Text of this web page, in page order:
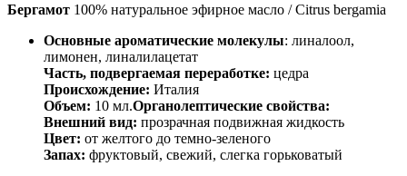
Бергамот 100% натуральное эфирное масло / Citrus bergamia
Основные ароматические молекулы: линалоол,
лимонен, линалилацетат
Часть, подвергаемая переработке: цедра
Происхождение: Италия
Объем: 10 мл.Органолептические свойства:
Внешний вид: прозрачная подвижная жидкость
Цвет: от желтого до темно-зеленого
Запах: фруктовый, свежий, слегка горьковатый